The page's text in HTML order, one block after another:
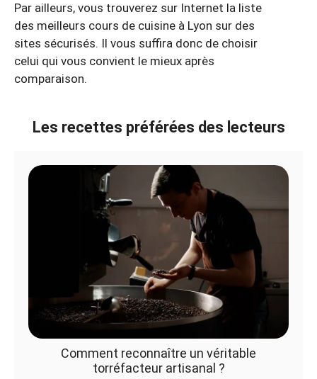
Par ailleurs, vous trouverez sur Internet la liste
des meilleurs cours de cuisine à Lyon sur des
sites sécurisés. Il vous suffira donc de choisir
celui qui vous convient le mieux après
comparaison.
Les recettes préférées des lecteurs
Comment reconnaître un véritable
torréfacteur artisanal ?